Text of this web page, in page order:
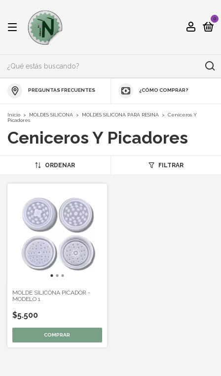
0
PREGUNTAS FRECUENTES ¿CÓMO COMPRAR?
Inicio > MOLDES SILICONA > MOLDES SILICONA PARA RESINA >
Ceniceros Y
Picadores
Ceniceros Y Picadores
ORDENAR FILTRAR
MOLDE SILICONA PICADOR -
MODELO 1
$5.500